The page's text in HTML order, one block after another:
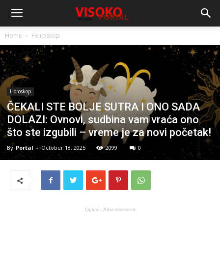
Home Horoskop
Horoskop
ČEKALI STE BOLJE SUTRA I ONO SADA
DOLAZI: Ovnovi, sudbina vam vraća ono
što ste izgubili – vreme je za novi početak!
By Portal - October 18, 2025 2099 0
Oglasi - Advertisement